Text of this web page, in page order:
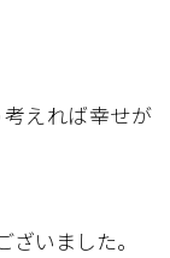
えれば幸せが
いました。